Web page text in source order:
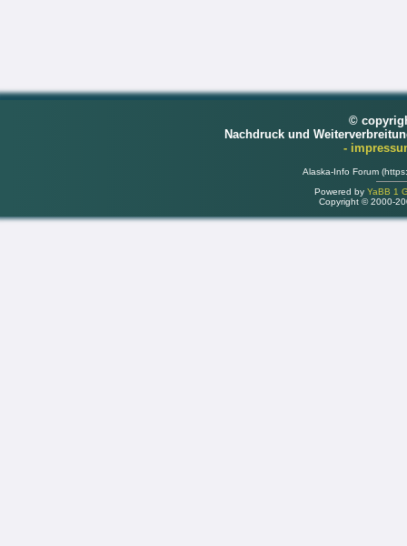
©
Nachdruck und
-
Alaska-Info Forum
Powered by YaBB 1
Copyright © 2000-